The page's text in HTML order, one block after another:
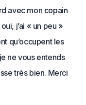
avec mon copain
j’ai « un peu »
qu’occupent les
ne vous entends
très bien. Merci